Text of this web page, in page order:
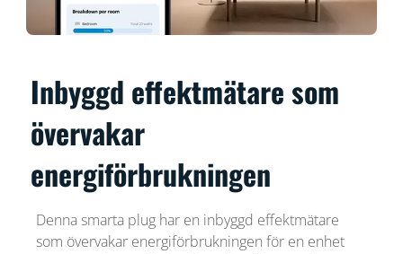
Inbyggd effektmätare som
övervakar
energiförbrukningen
Denna smarta plug har en inbyggd effektmätare
som övervakar energiförbrukningen för en enhet